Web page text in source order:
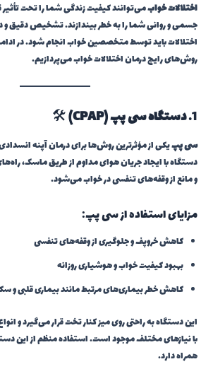
اختلالات خوابمی‌توانند کیفیت زندگی شما را تحت
جسمی و روانی شما را به خطر بیندازند. تشخیص دقیق
اختلالات باید توسط متخصصین خواب انجام شود. در
روش‌های رایج درمان اختلالات خواب می‌پردازیم.
1. دستگاه سی پپ (CPAP) 🛠️
سی پپیکی از مؤثرترین روش‌ها برای درمان آپنه
دستگاه با ایجاد جریان هوای مداوم از طریق ماسک،
و مانع از وقفه‌های تنفسی در خواب می‌شود.
مزایای استفاده از سی پپ:
کاهش خروپف و جلوگیری از وقفه‌های تنفسی
بهبود کیفیت خواب و هوشیاری روزانه
کاهش خطر بیماری‌های مرتبط مانند بیماری قلبی و
این دستگاه به راحتی روی میز کنار تخت قرار می‌گیرد و
با نیازهای مختلف موجود است. استفاده منظم از این
همراه دارد.